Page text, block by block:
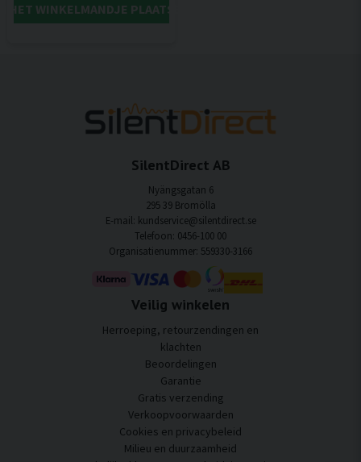
HET WINKELMANDJE PLAATSEN
SilentDirect AB
Nyängsgatan 6
295 39 Bromölla
E-mail: kundservice@silentdirect.se
Telefoon: 0456-100 00
Organisatienummer: 559330-3166
Veilig winkelen
Herroeping, retourzendingen en
klachten
Beoordelingen
Garantie
Gratis verzending
Verkoopvoorwaarden
Cookies en privacybeleid
Milieu en duurzaamheid